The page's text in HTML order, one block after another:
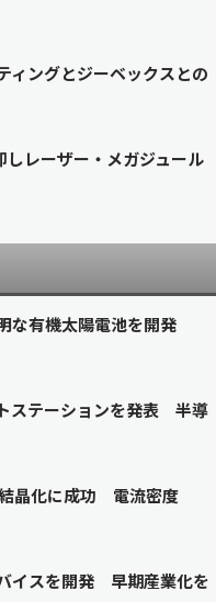
ィングとジーベックスとの
レーザー・メガジュール
な有機太陽電池を開発
ステーションを発表 半導
晶化に成功 電流密度
イスを開発 早期産業化を